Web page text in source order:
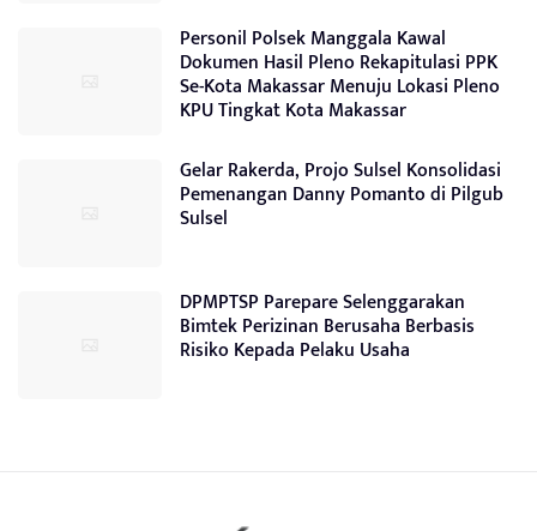
Personil Polsek Manggala Kawal
Dokumen Hasil Pleno Rekapitulasi PPK
Se-Kota Makassar Menuju Lokasi Pleno
KPU Tingkat Kota Makassar
Gelar Rakerda, Projo Sulsel Konsolidasi
Pemenangan Danny Pomanto di Pilgub
Sulsel
DPMPTSP Parepare Selenggarakan
Bimtek Perizinan Berusaha Berbasis
Risiko Kepada Pelaku Usaha